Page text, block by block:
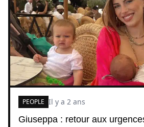
Giuseppa : retour aux
PEOPLE Il y a 2 ans